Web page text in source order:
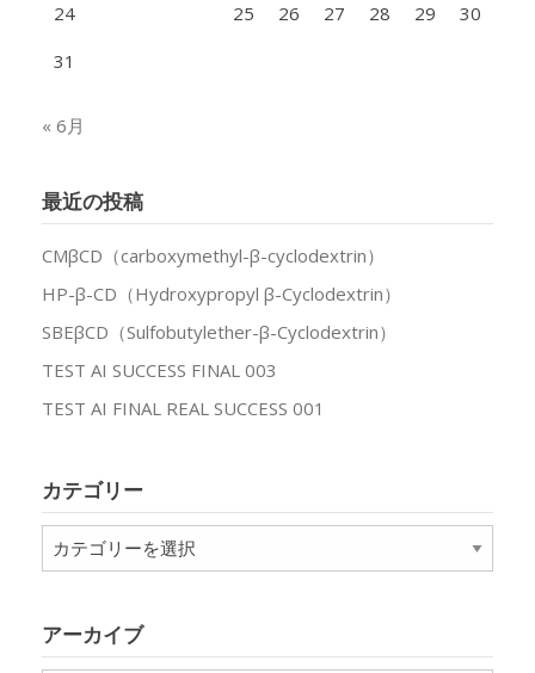
24
25 26 27 28 29
30
31
« 6月
最近の投稿
CMβCD（carboxymethyl-β-cyclodextrin）
HP-β-CD（Hydroxypropyl β-Cyclodextrin）
SBEβCD（Sulfobutylether-β-Cyclodextrin）
TEST AI SUCCESS FINAL 003
TEST AI FINAL REAL SUCCESS 001
カテゴリー
テ
ー
アーカイブ